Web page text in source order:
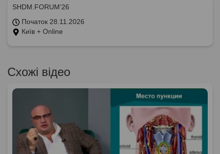
SHDM.FORUM’26
Початок 28.11.2026
Київ + Online
Схожі відео